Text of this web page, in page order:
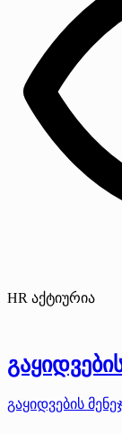
HR აქტიურია
გაყიდვების